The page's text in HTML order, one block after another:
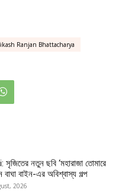
Ranjan Bhattacharya
নতুন ছবি ‘মহারাজা তোমারে
বাঘা বাইন-এর অবিশ্বাস্য গল্প
2026